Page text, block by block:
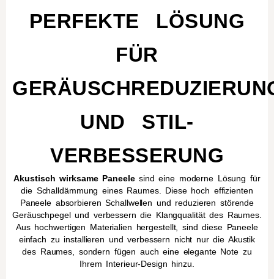
PERFEKTE LÖSUNG
FÜR
UND STIL-
VERBESSERUNG
Akustisch wirksame Paneelesind eine moderne Lösung für
die Schalldämmung eines Raumes. Diese hoch effizienten
Paneele absorbieren Schallwellen und reduzieren störende
Geräuschpegel und verbessern die Klangqualität des Raumes.
Aus hochwertigen Materialien hergestellt, sind diese Paneele
einfach zu installieren und verbessern nicht nur die Akustik
des Raumes, sondern fügen auch eine elegante Note zu
Ihrem Interieur-Design hinzu.